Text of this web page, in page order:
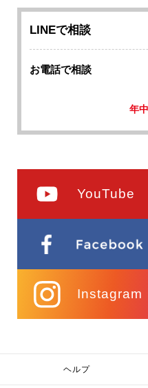
LINEで相談
お電話で相談
年
YouTube
Instagram
ヘルプ